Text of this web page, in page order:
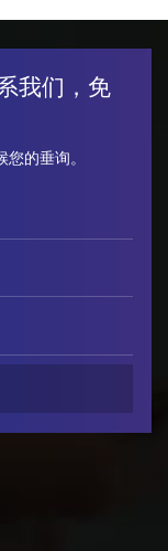
我们，免
的垂询。